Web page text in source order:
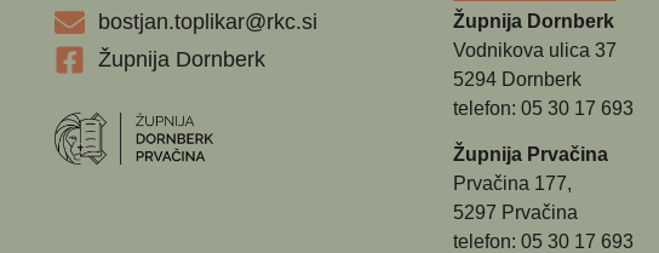
bostjan.toplikar@rkc.si
Župnija Dornberk
Župnija Dornberk
Vodnikova ulica 37
5294 Dornberk
telefon: 05 30 17 693
Župnija Prvačina
Prvačina 177,
5297 Prvačina
telefon: 05 30 17 693